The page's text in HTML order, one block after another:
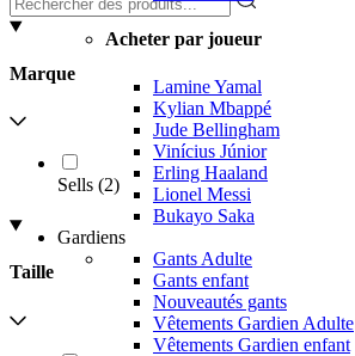
Acheter par joueur
Lamine Yamal
Kylian Mbappé
Jude Bellingham
Vinícius Júnior
Erling Haaland
Lionel Messi
Bukayo Saka
Gardiens
Gants Adulte
Gants enfant
Nouveautés gants
Vêtements Gardien Adulte
Vêtements Gardien enfant
Marque
Sells (2)
Taille